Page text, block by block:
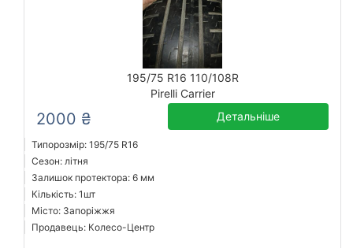
195/75 R16 110/108R
Pirelli Carrier
2000 ₴ Детальніше
Типорозмір: 195/75 R16
Сезон: літня
Залишок протектора: 6 мм
Кількість: 1шт
Місто: Запоріжжя
Продавець: Колесо-Центр